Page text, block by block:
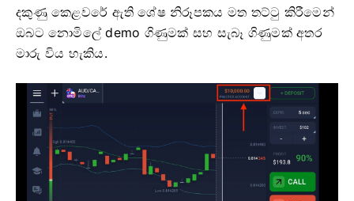
දකුණු කෙළවරේ ඇති ශේෂ නිරූපකය මත තට්ටු කිරීමෙන්
ඔබට නොමිලේ demo ගිණුමක් සහ සැබෑ ගිණුමක් අතර
මාරු විය හැකිය.